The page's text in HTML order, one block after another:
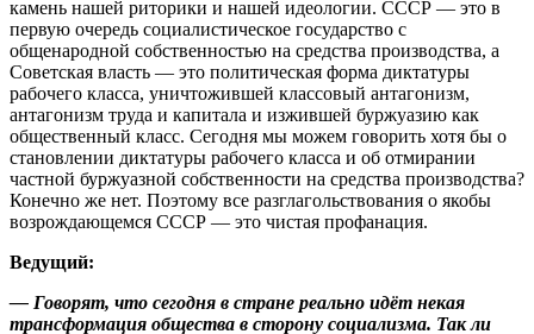
камень нашей риторики и нашей идеологии. СССР — это в
первую очередь социалистическое государство с
общенародной собственностью на средства производства, а
Советская власть — это политическая форма диктатуры
рабочего класса, уничтожившей классовый антагонизм,
антагонизм труда и капитала и изжившей буржуазию как
общественный класс. Сегодня мы можем говорить хотя бы о
становлении диктатуры рабочего класса и об отмирании
частной буржуазной собственности на средства производства?
Конечно же нет. Поэтому все разглагольствования о якобы
возрождающемся СССР — это чистая профанация.
Ведущий:
— Говорят, что сегодня в стране реально идёт некая
трансформация общества в сторону социализма. Так ли